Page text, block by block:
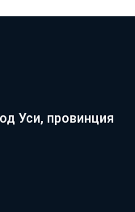
Уси, провинция